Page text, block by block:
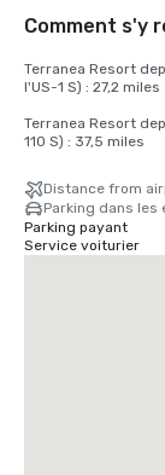
Comment s'y
Terranea Resort
l'US-1 S) : 27,2 miles
Terranea Resort
110 S) : 37,5 miles
Distance from
Parking dans les
Parking payant
Service voiturier